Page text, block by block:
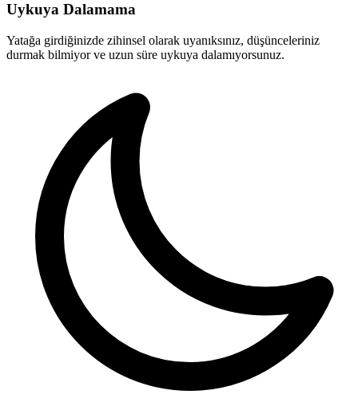
Uykuya Dalamama
Yatağa girdiğinizde zihinsel olarak uyanıksınız, düşünceleriniz
durmak bilmiyor ve uzun süre uykuya dalamıyorsunuz.